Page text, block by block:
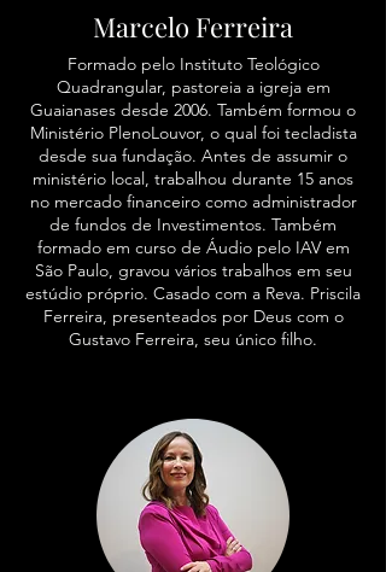
Marcelo Ferreira
Formado pelo Instituto Teológico
Quadrangular, pastoreia a igreja em
Guaianases desde 2006. Também formou o
Ministério PlenoLouvor, o qual foi tecladista
desde sua fundação. Antes de assumir o
ministério local, trabalhou durante 15 anos
no mercado financeiro como administrador
de fundos de Investimentos. Também
formado em curso de Áudio pelo IAV em
São Paulo, gravou vários trabalhos em seu
estúdio próprio. Casado com a Reva. Priscila
Ferreira, presenteados por Deus com o
Gustavo Ferreira, seu único filho.